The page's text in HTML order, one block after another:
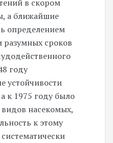
в скором
а ближайшие
определением
разумных сроков
году
устойчивости
к 1975 году было
насекомых,
к этому